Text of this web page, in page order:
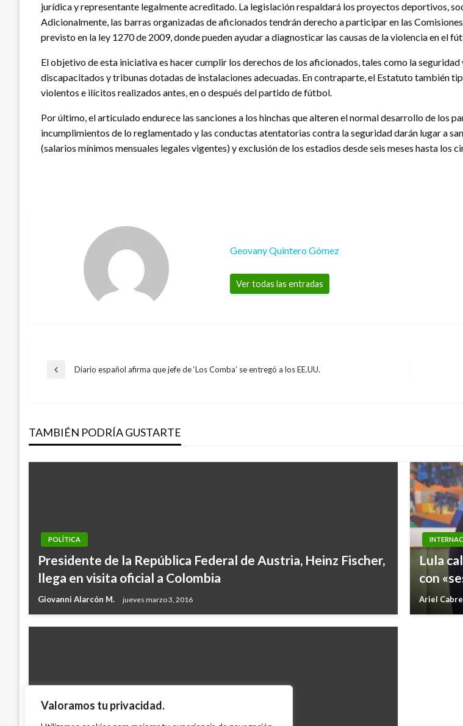
Valoramos tu privacidad.
jurídica y representante legalmente acreditado. La legislación respaldará los proyectos deportivos,
Adicionalmente, las barras organizadas de aficionados tendrán derecho a participar en las
previsto en la ley 1270 de 2009, donde pueden ayudar a diagnosticar las causas de la violencia en el
El objetivo de esta iniciativa es hacer cumplir los derechos de los aficionados, tales como la
discapacitados y tribunas dotadas de instalaciones adecuadas. En contraparte, el Estatuto también
violentos e ilícitos realizados antes, en o después del partido de fútbol.
Por último, el articulado endurece las sanciones a los hinchas que alteren el normal desarrollo de los
incumplimientos de lo reglamentado y las conductas atentatorias contra la seguridad darán lugar a
(salarios mínimos mensuales legales vigentes) y exclusión de los estadios desde seis meses hasta los
Geovany Quintero Gómez
Ver todas las entradas
Navegación
entradas
Entrada
Diario español afirma que jefe de ‘Los Comba’ se entregó a los EE.UU.
TAMBIÉN PODRÍA GUSTARTE
POLÍTICA
Presidente de la República Federal de Austria, Heinz Fischer,
llega en visita oficial a Colombia
Giovanni Alarcón M. jueves marzo 3, 2016
Lula
con
Ariel
POLÍTICA
Santos
de